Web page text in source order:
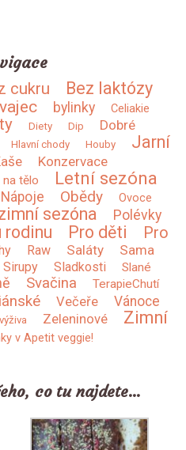
cukru Bez laktózy
bylinky Celiakie
Diety Dip
Dobré
Hlavní chody Houby
Jarní
Konzervace
tělo Letní sezóna
Nápoje Obědy
Ovoce
sezóna Polévky
rodinu Pro děti
Pro
Raw Saláty
Sama
Sirupy Sladkosti
Slané
Svačina TerapieChutí
Večeře Vánoce
Zeleninové
Zimní
v Apetit veggie!
co tu najdete…